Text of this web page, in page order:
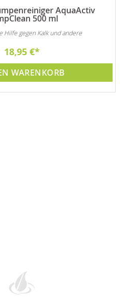
AquaActiv
500 ml
Hilfe gegen Kalk und andere
18,95 €
WARENKORB